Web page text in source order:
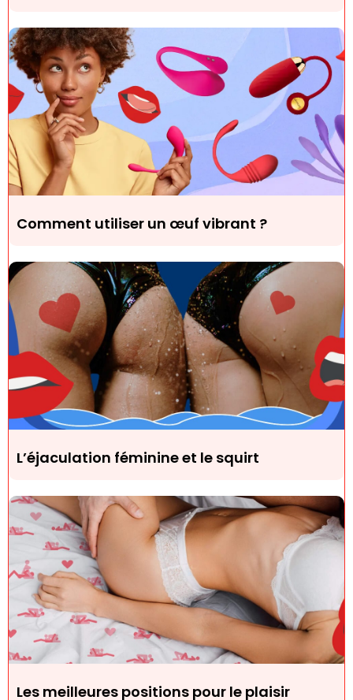
Comment utiliser un œuf vibrant ?
L’éjaculation féminine et le squirt
Les meilleures positions pour le plaisir